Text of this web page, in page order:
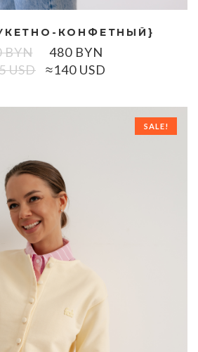
КОНФЕТНЫЙ}
BYN
USD
480BYN
≈140 USD
SALE!